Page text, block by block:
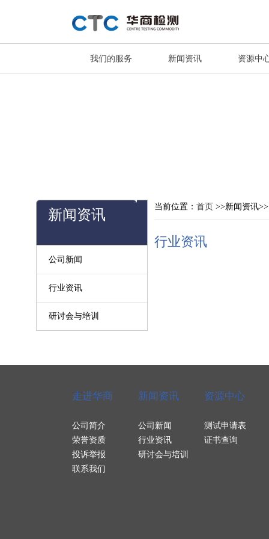
我们的服务 新闻资讯 资源中
新闻资讯
公司新闻
行业资讯
研讨会与培训
当前位置： 首页 >>新闻资讯
行业资讯
走进华商
公司简介
荣誉资质
投诉举报
联系我们
新闻资讯
公司新闻
行业资讯
研讨会与培训
资源中心
测试申请表
证书查询